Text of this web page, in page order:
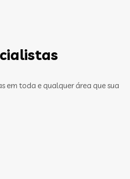
em toda e qualquer área que sua